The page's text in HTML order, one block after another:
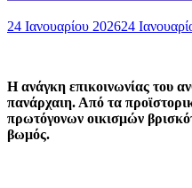
24 Ιανουαρίου 202624
Η ανάγκη επικοινωνίας του
πανάρχαιη. Από τα
πρωτόγονων οικισμών
βωμός.